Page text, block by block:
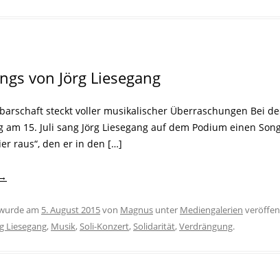
von Jörg Liesegang
steckt voller musikalischer Überraschungen Bei
am 15. Juli sang Jörg Liesegang auf dem Podium einen
raus“, den er in den […]
am 5. August 2015von Magnus unter Mediengalerien
Liesegang, Musik,Soli-Konzert,Solidarität,Verdrängung.